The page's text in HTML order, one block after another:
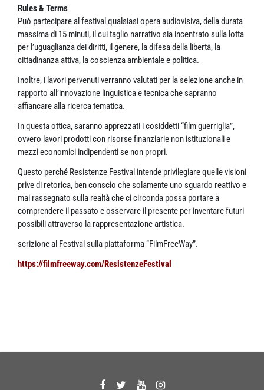
Rules & Terms
Può partecipare al festival qualsiasi opera audiovisiva, della durata
massima di 15 minuti, il cui taglio narrativo sia incentrato sulla lotta
per l’uguaglianza dei diritti, il genere, la difesa della libertà, la
cittadinanza attiva, la coscienza ambientale e politica.
Inoltre, i lavori pervenuti verranno valutati per la selezione anche in
rapporto all’innovazione linguistica e tecnica che sapranno
affiancare alla ricerca tematica.
In questa ottica, saranno apprezzati i cosiddetti “film guerriglia”,
ovvero lavori prodotti con risorse finanziarie non istituzionali e
mezzi economici indipendenti se non propri.
Questo perché Resistenze Festival intende privilegiare quelle visioni
prive di retorica, ben conscio che solamente uno sguardo reattivo e
mai rassegnato sulla realtà che ci circonda possa portare a
comprendere il passato e osservare il presente per inventare futuri
possibili attraverso la rappresentazione artistica.
scrizione al Festival sulla piattaforma “FilmFreeWay”.
https://filmfreeway.com/ResistenzeFestival